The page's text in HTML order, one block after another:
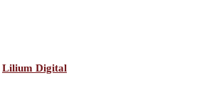
Lilium Digital